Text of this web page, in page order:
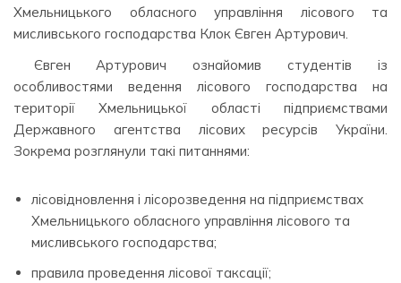
Хмельницького обласного управління лісового та
мисливського господарства Клок Євген Артурович.
Євген Артурович ознайомив студентів із
особливостями ведення лісового господарства на
території Хмельницької області підприємствами
Державного агентства лісових ресурсів України.
Зокрема розглянули такі питаннями:
лісовідновлення і лісорозведення на підприємствах
Хмельницького обласного управління лісового та
мисливського господарства;
правила проведення лісової таксації;